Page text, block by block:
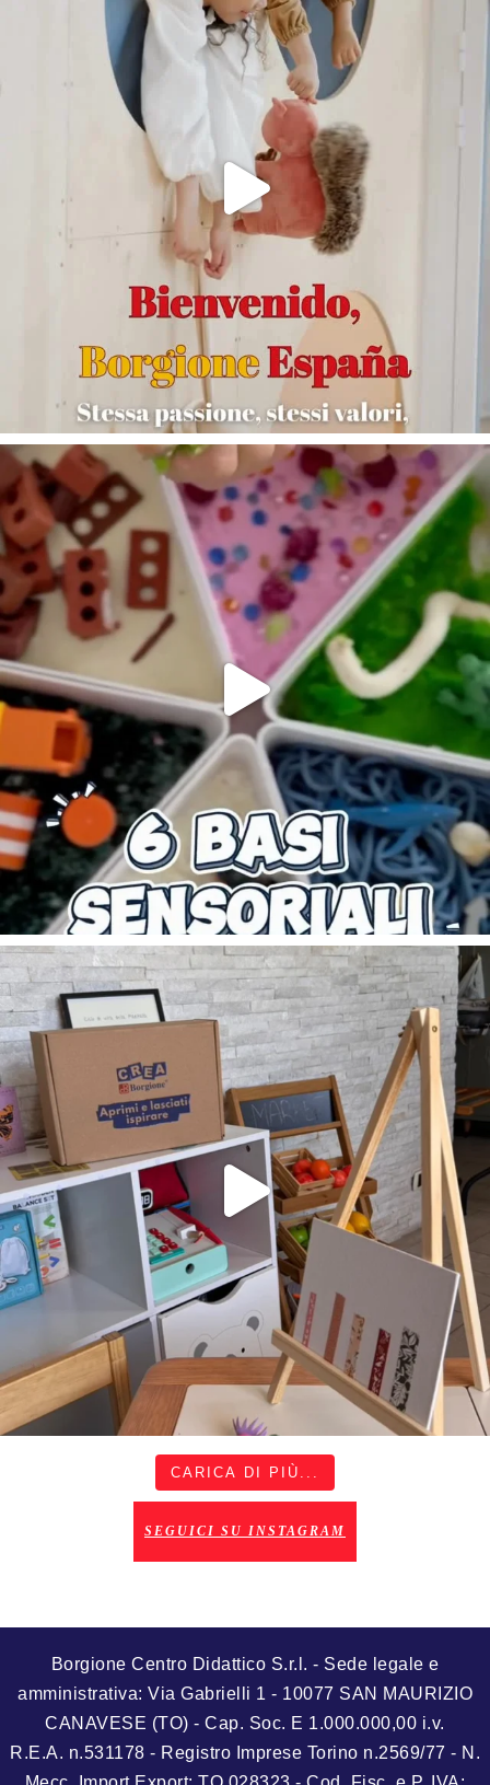
CARICA DI PIÙ...
SEGUICI SU INSTAGRAM
Borgione Centro Didattico S.r.l. - Sede legale e
amministrativa: Via Gabrielli 1 - 10077 SAN MAURIZIO
CANAVESE (TO) - Cap. Soc. E 1.000.000,00 i.v.
R.E.A. n.531178 - Registro Imprese Torino n.2569/77 - N.